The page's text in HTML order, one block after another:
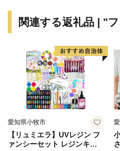
の事業に反映する「あだち虹
す。皆さんのふるさとである
にしませんか。
関連する返礼品 | "
愛知県小牧市
【リュミエラ】UVレジン フ
ァンシーセット レジンキッ